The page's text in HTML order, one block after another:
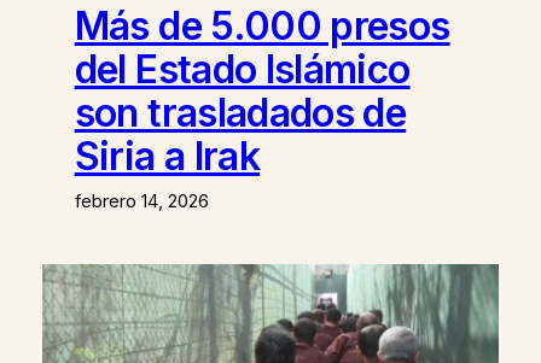
Más de 5.000 presos
del Estado Islámico
son trasladados de
Siria a Irak
febrero 14, 2026